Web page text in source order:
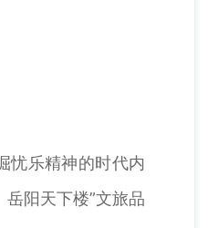
忧乐精神的时代内
阳天下楼”文旅品